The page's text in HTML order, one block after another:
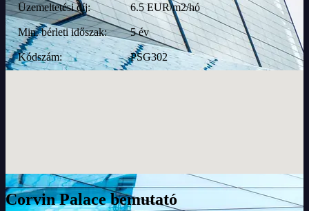
Üzemeltetési díj: 6.5 EUR/m2/hó
Min. bérleti időszak: 5 év
Kódszám: PSG302
Corvin Palace bemutató